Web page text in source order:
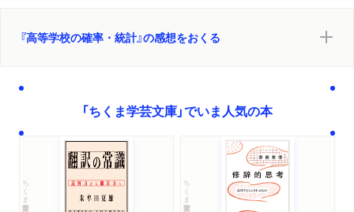
『高等学校の確率・統計』の感想をおくる
「ちくま学芸文庫」でいま人気の本
ちくま学芸文庫 ちくま学芸文庫